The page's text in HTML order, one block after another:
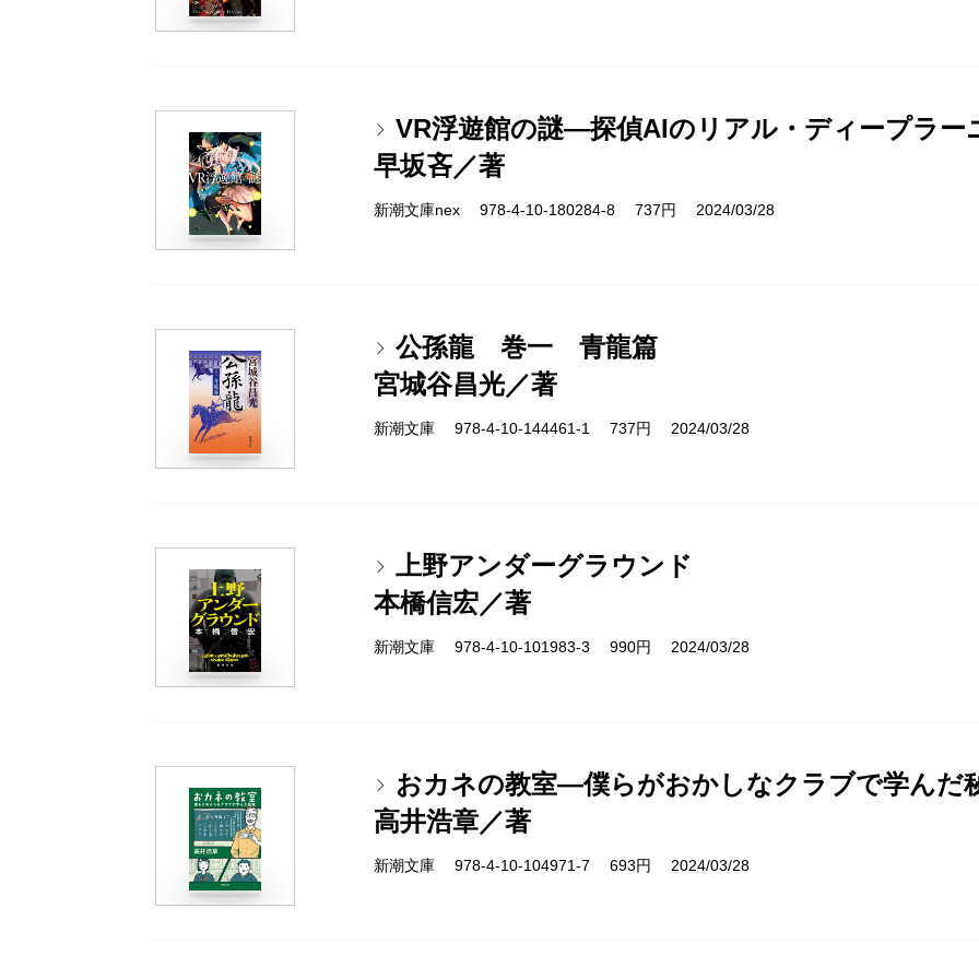
VR浮遊館の謎―探偵AIのリアル・ディープラ
早坂吝／著
新潮文庫nex 978-4-10-180284-8 737円 2024/03/28
公孫龍 巻一 青龍篇
宮城谷昌光／著
新潮文庫 978-4-10-144461-1 737円 2024/03/28
上野アンダーグラウンド
本橋信宏／著
新潮文庫 978-4-10-101983-3 990円 2024/03/28
おカネの教室―僕らがおかしなクラブで学んだ
高井浩章／著
新潮文庫 978-4-10-104971-7 693円 2024/03/28